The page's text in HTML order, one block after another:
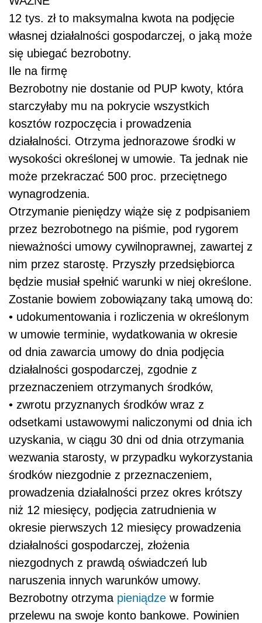
12 tys. zł to maksymalna kwota na podjęcie
własnej działalności gospodarczej, o jaką może
się ubiegać bezrobotny.
Ile na firmę
Bezrobotny nie dostanie od PUP kwoty, która
starczyłaby mu na pokrycie wszystkich
kosztów rozpoczęcia i prowadzenia
działalności. Otrzyma jednorazowe środki w
wysokości określonej w umowie. Ta jednak nie
może przekraczać 500 proc. przeciętnego
wynagrodzenia.
Otrzymanie pieniędzy wiąże się z podpisaniem
przez bezrobotnego na piśmie, pod rygorem
nieważności umowy cywilnoprawnej, zawartej z
nim przez starostę. Przyszły przedsiębiorca
będzie musiał spełnić warunki w niej określone.
Zostanie bowiem zobowiązany taką umową do:
• udokumentowania i rozliczenia w określonym
w umowie terminie, wydatkowania w okresie
od dnia zawarcia umowy do dnia podjęcia
działalności gospodarczej, zgodnie z
przeznaczeniem otrzymanych środków,
• zwrotu przyznanych środków wraz z
odsetkami ustawowymi naliczonymi od dnia ich
uzyskania, w ciągu 30 dni od dnia otrzymania
wezwania starosty, w przypadku wykorzystania
środków niezgodnie z przeznaczeniem,
prowadzenia działalności przez okres krótszy
niż 12 miesięcy, podjęcia zatrudnienia w
okresie pierwszych 12 miesięcy prowadzenia
działalności gospodarczej, złożenia
niezgodnych z prawdą oświadczeń lub
naruszenia innych warunków umowy.
Bezrobotny otrzyma pieniądze w formie
przelewu na swoje konto bankowe. Powinien